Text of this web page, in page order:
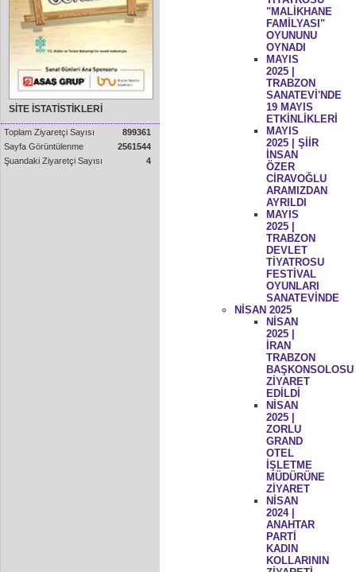
SİTE İSTATİSTİKLERİ
Toplam Ziyaretçi Sayısı
899361
Sayfa Görüntülenme
2561544
Şuandaki Ziyaretçi Sayısı
4
"MALİKHANE
FAMİLYASI"
OYUNUNU
OYNADI
MAYIS
2025 |
TRABZON
SANATEVİ'NDE
19 MAYIS
ETKİNLİKLERİ
MAYIS
2025 | ŞİİR
İNSAN
ÖZER
CİRAVOĞLU
ARAMIZDAN
AYRILDI
MAYIS
2025 |
TRABZON
DEVLET
TİYATROSU
FESTİVAL
OYUNLARI
SANATEVİNDE
NİSAN 2025
NİSAN
2025 |
İRAN
TRABZON
BAŞKONSOLOSU
ZİYARET
EDİLDİ
NİSAN
2025 |
ZORLU
GRAND
OTEL
İŞLETME
MÜDÜRÜNE
ZİYARET
NİSAN
2024 |
ANAHTAR
PARTİ
KADIN
KOLLARININ